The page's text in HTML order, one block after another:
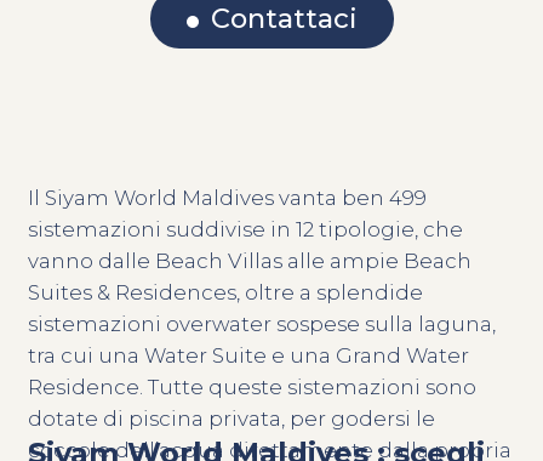
Contattaci
Siyam World Maldives : scegli
Il Siyam World Maldives vanta ben 499
sistemazioni suddivise in 12 tipologie, che
vanno dalle Beach Villas alle ampie Beach
Suites & Residences, oltre a splendide
sistemazioni overwater sospese sulla laguna,
tra cui una Water Suite e una Grand Water
Residence. Tutte queste sistemazioni sono
dotate di piscina privata, per godersi le
coccole dell’acqua direttamente dalla propria